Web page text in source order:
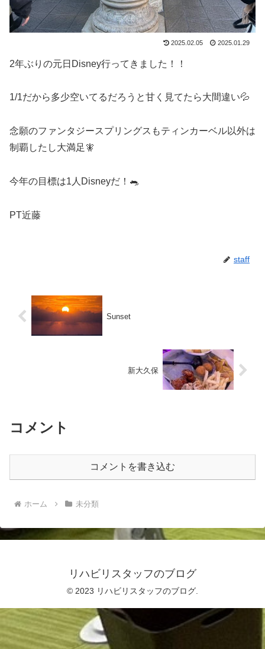
2025.02.05 2025.01.29
2年ぶりの元日Disney行ってきました！！
1/1だから多少空いてるだろうと甘く見てたら大間違い💦
念願のファンタジースプリングスもティンカーベル以外は
制覇したし大満足🧚
今年の目標は1人Disneyだ！🐀
PT近藤
staff
Sunset
新大久保
コメント
コメントを書き込む
ホーム 未分類
リハビリスタッフのブログ
© 2023 リハビリスタッフのブログ.